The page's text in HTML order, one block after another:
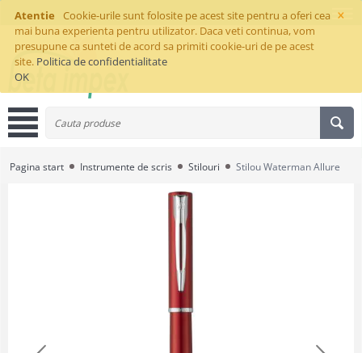
×
Atentie
Cookie-urile sunt folosite pe acest site pentru a oferi cea
mai buna experienta pentru utilizator. Daca veti continua, vom
presupune ca sunteti de acord sa primiti cookie-uri de pe acest
site. Politica de confidentialitate
OK
Pagina start Instrumente de scris Stilouri Stilou Waterman Allure